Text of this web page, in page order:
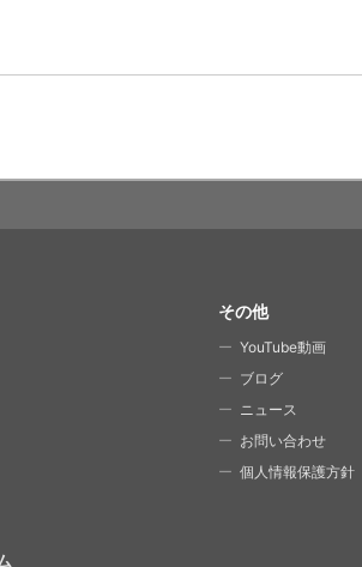
その他
YouTube動画
ブログ
ニュース
お問い合わせ
個人情報保護方針